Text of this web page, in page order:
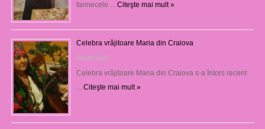
farmecele … Citeşte mai mult »
Celebra vrăjitoare Maria din Craiova
06/08/2026
Celebra vrăjitoare Maria din Craiova s-a întors recent
Citeşte mai mult »